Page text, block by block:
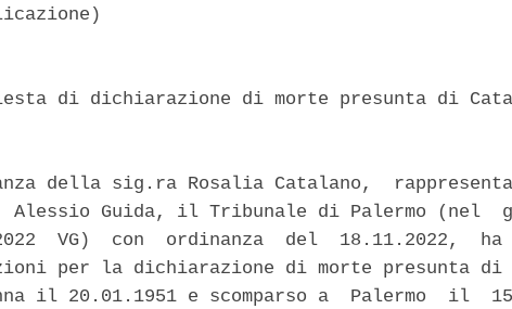
di dichiarazione di morte presunta di
della sig.ra Rosalia Catalano,
Alessio Guida, il Tribunale di Palermo (nel
VG)  con  ordinanza  del  18.11.2022,
per la dichiarazione di morte presunta di
il 20.01.1951 e scomparso a  Palermo  il